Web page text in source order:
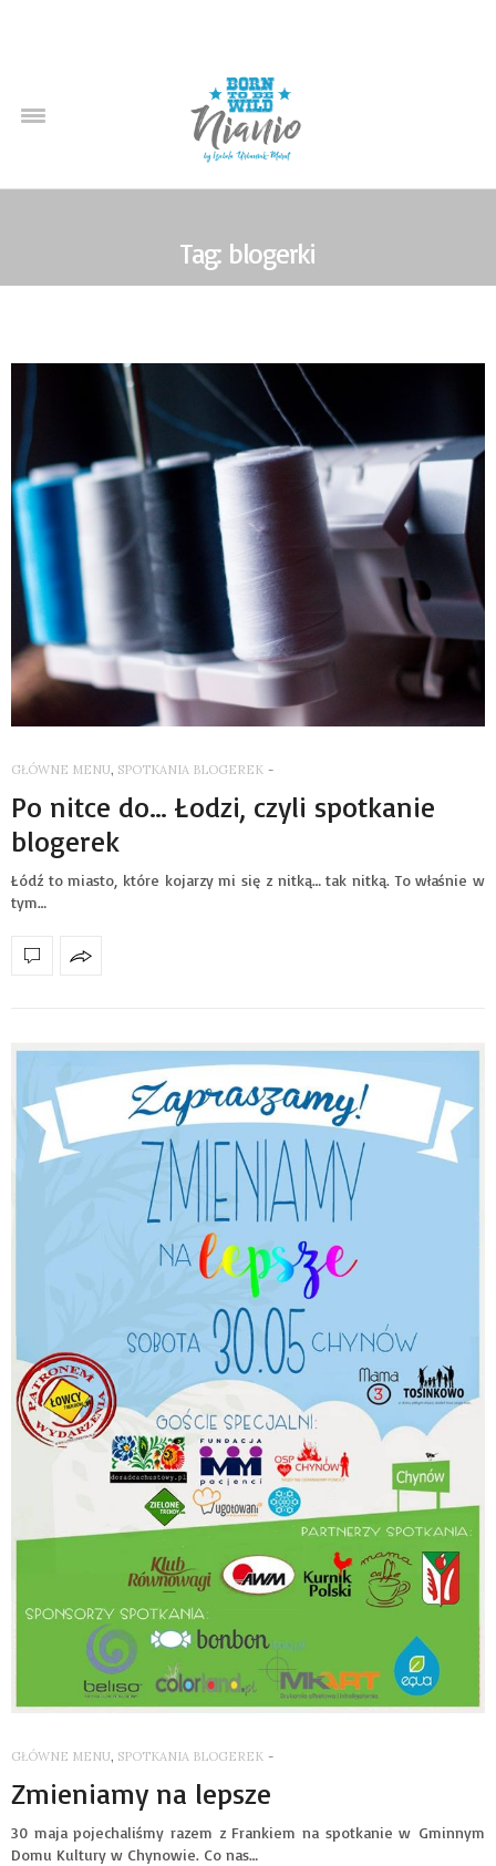
Tag: blogerki
GŁÓWNE MENU, SPOTKANIA BLOGEREK -
Po nitce do… Łodzi, czyli spotkanie
blogerek
Łódź to miasto, które kojarzy mi się z nitką… tak nitką. To właśnie w
tym…
GŁÓWNE MENU, SPOTKANIA BLOGEREK -
Zmieniamy na lepsze
30 maja pojechaliśmy razem z Frankiem na spotkanie w Gminnym
Domu Kultury w Chynowie. Co nas…